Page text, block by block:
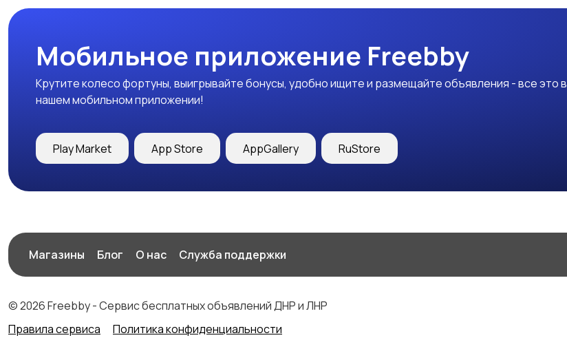
Мобильное приложение Freebby
Крутите колесо фортуны, выигрывайте бонусы, удобно ищите и размещайте объявления - все это в
нашем мобильном приложении!
Play Market App Store AppGallery RuStore
Магазины Блог О нас Служба поддержки
© 2026 Freebby - Сервис бесплатных объявлений ДНР и ЛНР
Правила сервиса
Политика конфиденциальности